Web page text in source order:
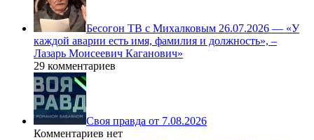
Бесогон ТВ с Михалковым 26.07.2026 — «У
каждой аварии есть имя, фамилия и должность», –
Лазарь Моисеевич Каганович»
29 комментариев
Своя правда от 7.08.2026
Комментариев нет